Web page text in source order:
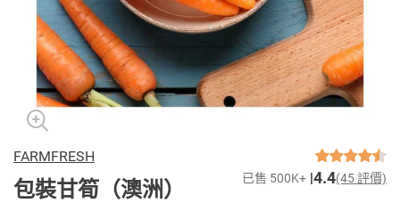
FARMFRESH
包裝甘筍（澳洲） 已售 500K+ 4.4(45 評價)